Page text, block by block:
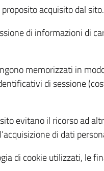
acquisito dal sito.
di informazioni di
memorizzati in
di sessione
evitano il ricorso ad
di dati
di cookie utilizzati, le